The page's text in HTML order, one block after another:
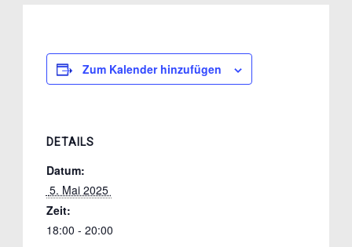
Zum Kalender hinzufügen
DETAILS
Datum:
5. Mai 2025
Zeit:
18:00 - 20:00